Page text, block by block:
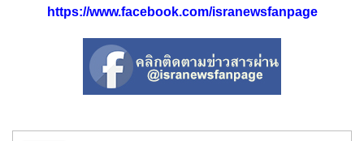
https://www.facebook.com/isranewsfanpage